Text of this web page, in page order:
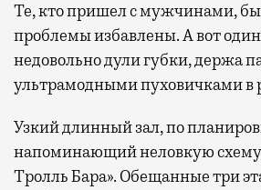
Те, кто пришел с мужчинами,
проблемы избавлены. А вот
недовольно дули губки, держа
ультрамодными пуховичками в
Узкий длинный зал, по
напоминающий неловкую
Тролль Бара». Обещанные три